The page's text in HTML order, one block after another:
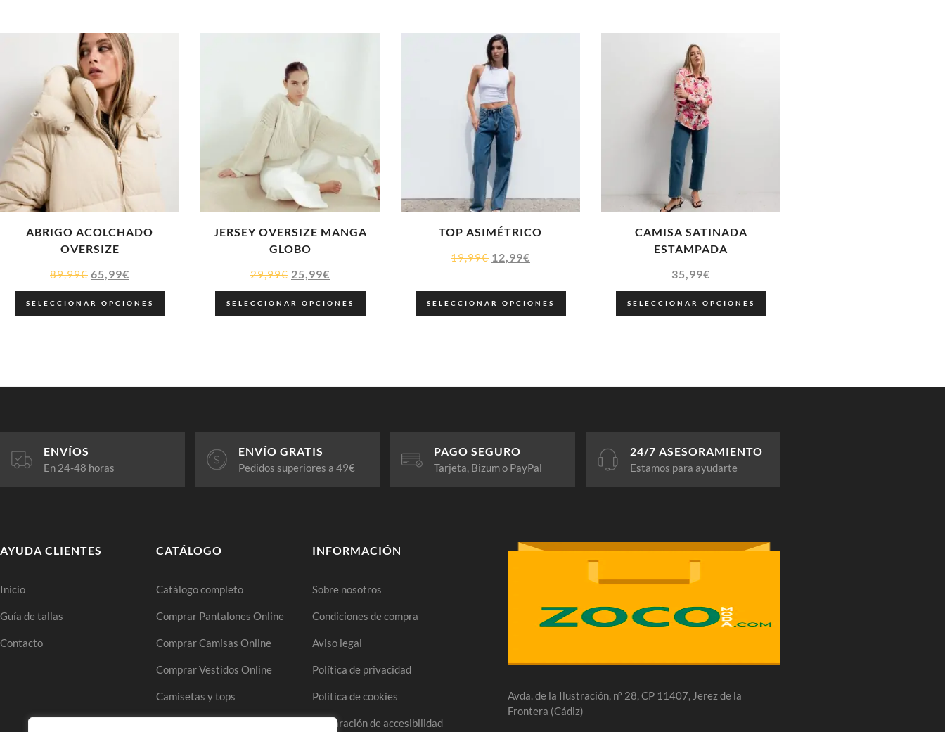
ABRIGO ACOLCHADO
OVERSIZE
89,99€ 65,99€
SELECCIONAR OPCIONES
JERSEY OVERSIZE MANGA
GLOBO
29,99€ 25,99€
SELECCIONAR OPCIONES
TOP ASIMÉTRICO
19,99€ 12,99€
SELECCIONAR OPCIONES
CAMISA SATINADA
ESTAMPADA
35,99€
SELECCIONAR OPCIONES
ENVÍOS
En 24-48 horas
ENVÍO GRATIS
Pedidos superiores a 49€
PAGO SEGURO
Tarjeta, Bizum o PayPal
24/7 ASESORAMIENTO
Estamos para ayudarte
AYUDA CLIENTES
Inicio
Guía de tallas
Contacto
CATÁLOGO
Catálogo completo
Comprar Pantalones Online
Comprar Camisas Online
Comprar Vestidos Online
Camisetas y tops
INFORMACIÓN
Sobre nosotros
Condiciones de compra
Aviso legal
Política de privacidad
Política de cookies
Declaración de accesibilidad
Avda. de la Ilustración, nº 28, CP 11407, Jerez de la
Frontera (Cádiz)